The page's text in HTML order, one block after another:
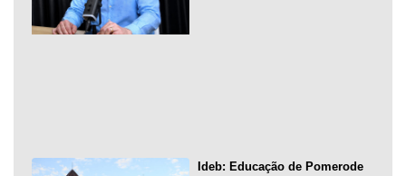
Ideb: Educação de Pomerode